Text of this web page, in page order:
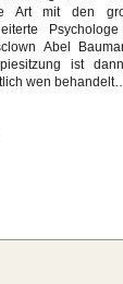
Art mit den
Abel
ist
wen